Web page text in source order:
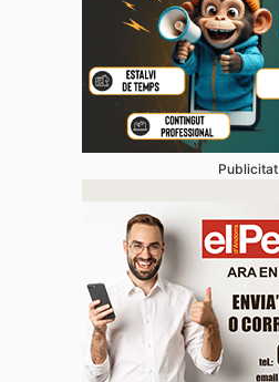
Publicitat